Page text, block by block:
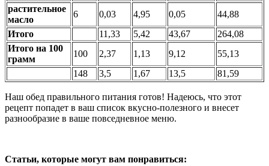
растительное
масло
6 0,03 4,95 0,05
44,88
Итого
11,33 5,42 43,67
264,08
Итого на 100
грамм
100 2,37 1,13 9,12
55,13
148
3,5 1,67 13,5 81,59
Наш обед правильного питания готов! Надеюсь, что этот
рецепт попадет в ваш список вкусно-полезного и внесет
разнообразие в ваше повседневное меню.
Статьи, которые могут вам понравиться: